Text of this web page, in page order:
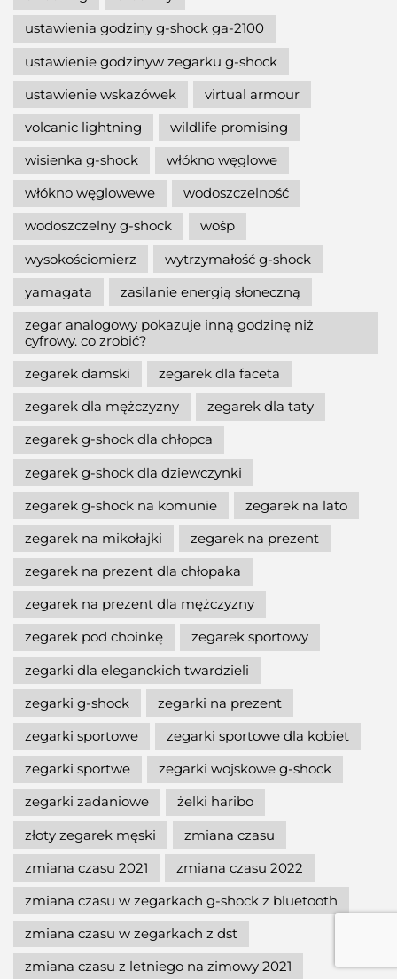
ustawienia godziny g-shock ga-2100
ustawienie godzinyw zegarku g-shock
ustawienie wskazówek
virtual armour
volcanic lightning
wildlife promising
wisienka g-shock
włókno węglowe
włókno węglowewe
wodoszczelność
wodoszczelny g-shock
wośp
wysokościomierz
wytrzymałość g-shock
yamagata
zasilanie energią słoneczną
zegar analogowy pokazuje inną godzinę niż
cyfrowy. co zrobić?
zegarek damski
zegarek dla faceta
zegarek dla mężczyzny
zegarek dla taty
zegarek g-shock dla chłopca
zegarek g-shock dla dziewczynki
zegarek g-shock na komunie
zegarek na lato
zegarek na mikołajki
zegarek na prezent
zegarek na prezent dla chłopaka
zegarek na prezent dla mężczyzny
zegarek pod choinkę
zegarek sportowy
zegarki dla eleganckich twardzieli
zegarki g-shock
zegarki na prezent
zegarki sportowe
zegarki sportowe dla kobiet
zegarki sportwe
zegarki wojskowe g-shock
zegarki zadaniowe
żelki haribo
złoty zegarek męski
zmiana czasu
zmiana czasu 2021
zmiana czasu 2022
zmiana czasu w zegarkach g-shock z bluetooth
zmiana czasu w zegarkach z dst
zmiana czasu z letniego na zimowy 2021